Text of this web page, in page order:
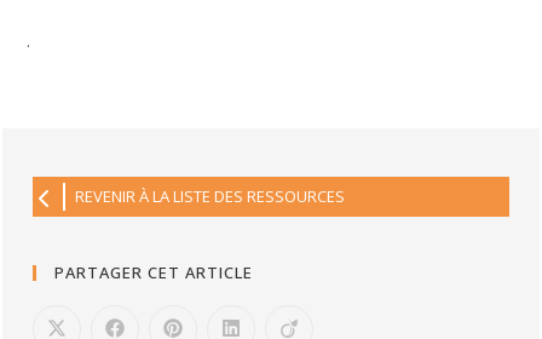
.
REVENIR À LA LISTE DES RESSOURCES
PARTAGER CET ARTICLE